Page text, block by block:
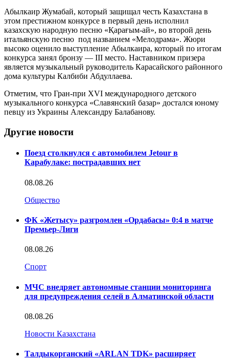
Абылкаир Жумабай, который защищал честь Казахстана в
этом престижном конкурсе в первый день исполнил
казахскую народную песню «Қарағым-ай», во второй день
итальянскую песню под названием «Мелодрама». Жюри
высоко оценило выступление Абылкаира, который по итогам
конкурса занял бронзу — ІІІ место. Наставником призера
является музыкальный руководитель Карасайского районного
дома культуры Калбиби Абдуллаева.
Отметим, что Гран-при ХVІ международного детского
музыкального конкурса «Славянский базар» достался юному
певцу из Украины Александру Балабанову.
Другие новости
Поезд столкнулся с автомобилем Jetour в
Карабулаке: пострадавших нет
08.08.26
Общество
ФК «Жетысу» разгромлен «Ордабасы» 0:4 в матче
Премьер-Лиги
08.08.26
Спорт
МЧС внедряет автономные станции мониторинга
для предупреждения селей в Алматинской области
08.08.26
Новости Казахстана
Талдыкорганский «ARLAN TDK» расширяет